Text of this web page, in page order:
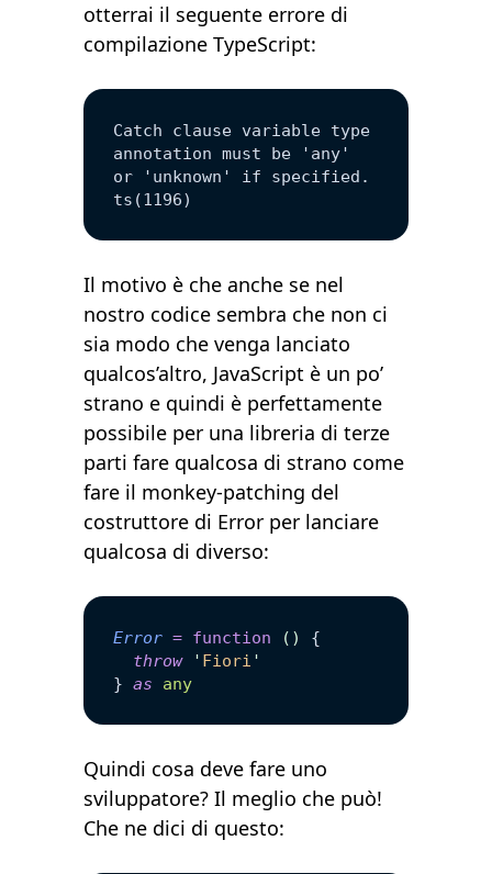
otterrai il seguente errore di
compilazione TypeScript:
Catch clause variable type
annotation must be 'any'
or 'unknown' if specified.
ts(1196)
Il motivo è che anche se nel
nostro codice sembra che non ci
sia modo che venga lanciato
qualcos’altro, JavaScript è un po’
strano e quindi è perfettamente
possibile per una libreria di terze
parti fare qualcosa di strano come
fare il monkey-patching del
costruttore di Error per lanciare
qualcosa di diverso:
Error = function ()
{
  throw
' Fiori '
} as any
Quindi cosa deve fare uno
sviluppatore? Il meglio che può!
Che ne dici di questo: